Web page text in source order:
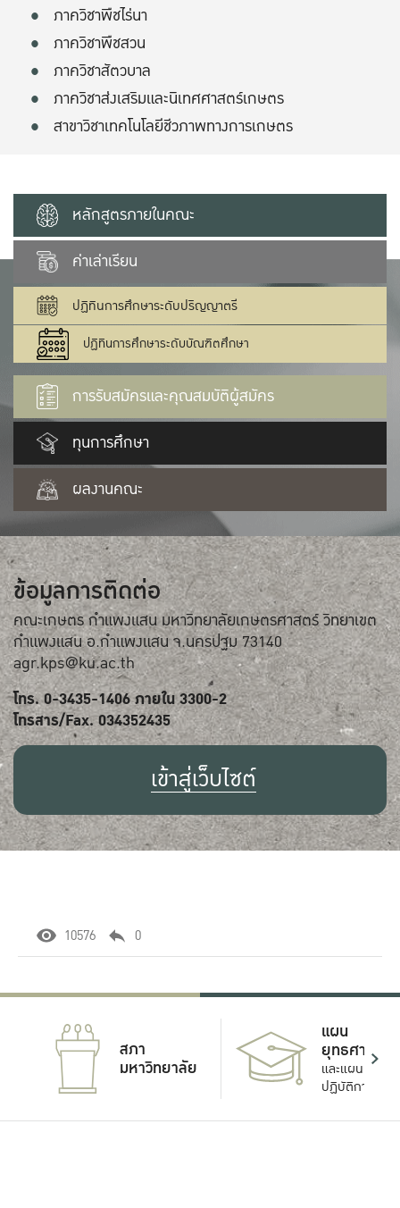
ภาควิชาพืชไร่นา
ภาควิชาพืชสวน
ภาควิชาสัตวบาล
ภาควิชาส่งเสริมและนิเทศศาสตร์เกษตร
สาขาวิชาเทคโนโลยีชีวภาพทางการเกษตร
หลักสูตรภายในคณะ
ค่าเล่าเรียน
ปฏิทินการศึกษาระดับปริญญาตรี
ปฏิทินการศึกษาระดับบัณฑิตศึกษา
การรับสมัครและคุณสมบัติผู้สมัคร
ทุนการศึกษา
ผลงานคณะ
ข้อมูลการติดต่อ
คณะเกษตร กำแพงแสน มหาวิทยาลัยเกษตรศาสตร์ วิทยาเขต
กำแพงแสน อ.กำแพงแสน จ.นครปฐม 73140
agr.kps@ku.ac.th
โทร. 0-3435-1406 ภายใน 3300-2
โทรสาร/Fax. 034352435
เข้าสู่เว็บไซต์
10576 0
สภา
มหาวิทยาลัย
แผน
ยุทธศาสตร์
และแผน
ปฏิบัติการ